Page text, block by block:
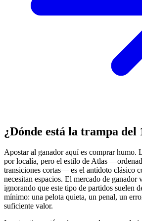
¿Dónde está la trampa del
Apostar al ganador aquí es comprar humo.
por localía, pero el estilo de Atlas
transiciones cortas— es el antídoto clásico
necesitan espacios. El mercado de ganador
ignorando que este tipo de partidos suelen
mínimo: una pelota quieta, un penal, un
suficiente valor.